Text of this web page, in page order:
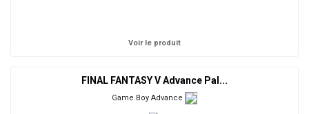
Voir le produit
FINAL FANTASY V Advance Pal...
Game Boy Advance